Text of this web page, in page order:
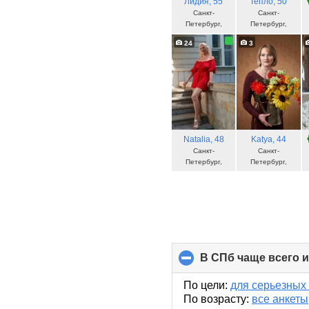
Санкт-
Петербург,
Россия
Санкт-
Петербург,
Россия
24
Natalia, 48
Санкт-
Петербург,
3
Katуa, 44
Санкт-
Петербург,
В СПб чаще всего
По цели: для
По возрасту: все анкеты